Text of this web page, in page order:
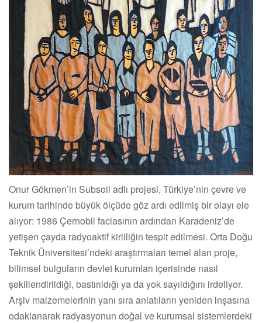
Onur Gökmen’in Subsoil adlı projesi, Türkiye’nin çevre ve
kurum tarihinde büyük ölçüde göz ardı edilmiş bir olayı ele
alıyor: 1986 Çernobil faciasının ardından Karadeniz’de
yetişen çayda radyoaktif kirliliğin tespit edilmesi. Orta Doğu
Teknik Üniversitesi’ndeki araştırmaları temel alan proje,
bilimsel bulguların devlet kurumları içerisinde nasıl
şekillendirildiği, bastırıldığı ya da yok sayıldığını irdeliyor.
Arşiv malzemelerinin yanı sıra anlatıların yeniden inşasına
odaklanarak radyasyonun doğal ve kurumsal sistemlerdeki